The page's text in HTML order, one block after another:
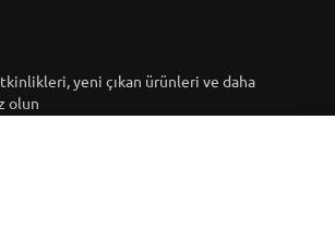
yeni çıkan ürünleri ve daha
olun